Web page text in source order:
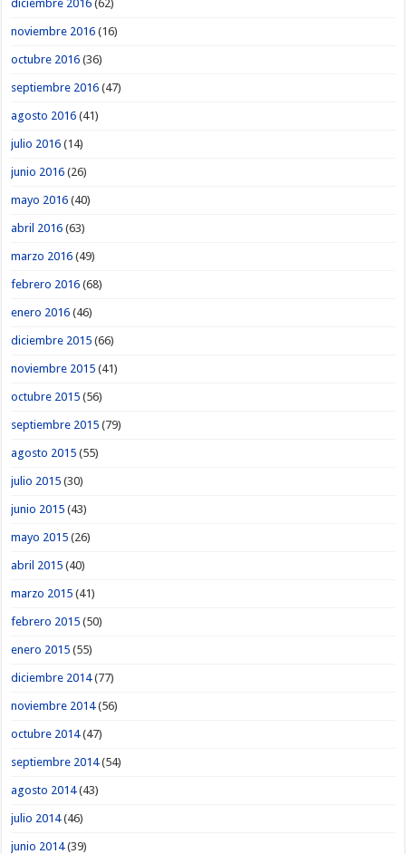
diciembre 2016 (62)
noviembre 2016 (16)
octubre 2016 (36)
septiembre 2016 (47)
agosto 2016 (41)
julio 2016 (14)
junio 2016 (26)
mayo 2016 (40)
abril 2016 (63)
marzo 2016 (49)
febrero 2016 (68)
enero 2016 (46)
diciembre 2015 (66)
noviembre 2015 (41)
octubre 2015 (56)
septiembre 2015 (79)
agosto 2015 (55)
julio 2015 (30)
junio 2015 (43)
mayo 2015 (26)
abril 2015 (40)
marzo 2015 (41)
febrero 2015 (50)
enero 2015 (55)
diciembre 2014(77)
noviembre 2014(56)
octubre 2014(47)
septiembre 2014(54)
agosto 2014(43)
julio 2014(46)
junio 2014(39)